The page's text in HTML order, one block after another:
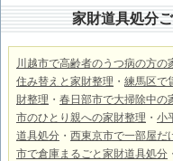
家財道具処分
川越市で高齢者のうつ病の方の
住み替えと家財整理 ・ 練馬区で
財整理 ・ 春日部市で大掃除中の
市のひとり親への家財整理 ・ 小
道具処分 ・ 西東京市で一部屋だ
市で倉庫まるごと家財道具処分 ・